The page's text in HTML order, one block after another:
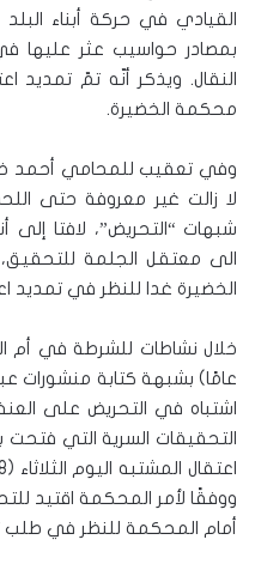
القيادي في حركة أبناء
بمصادر حواسيب عثر عليها
النقال. ويذكر أنّه تمّ
محكمة الخضيرة.
وفي تعقيب للمحامي أحمد
لا زالت غير معروفة حتى
شبهات “التحريض”، لافتا إلى
الى معتقل الجلمة
الخضيرة غدا للنظر في تمديد
عامًا) بشبهة كتابة منشورات
اشتباه في التحريض على
التحقيقات السرية التي فتحت
ووفقًا لأمر المحكمة اقتيد
أمام المحكمة للنظر في طلب